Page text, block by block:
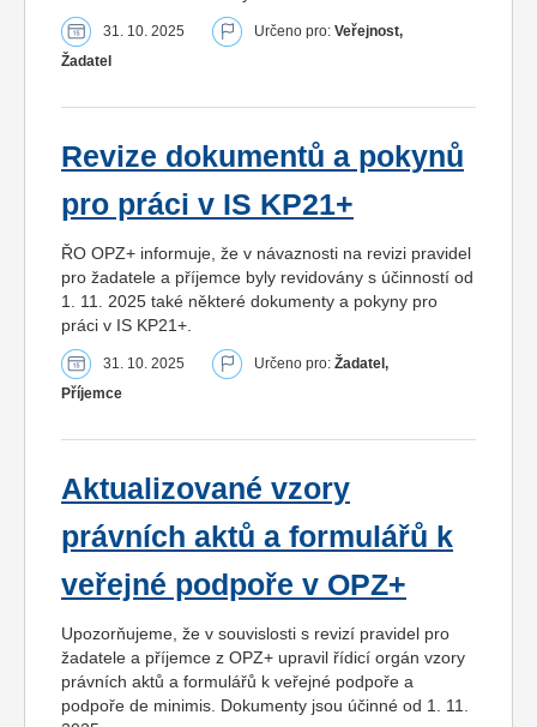
31. 10. 2025 Určeno pro: Veřejnost,
Žadatel
Revize dokumentů a pokynů
pro práci v IS KP21+
ŘO OPZ+ informuje, že v návaznosti na revizi pravidel
pro žadatele a příjemce byly revidovány s účinností od
1. 11. 2025 také některé dokumenty a pokyny pro
práci v IS KP21+.
31. 10. 2025 Určeno pro: Žadatel,
Příjemce
Aktualizované vzory
právních aktů a formulářů k
veřejné podpoře v OPZ+
Upozorňujeme, že v souvislosti s revizí pravidel pro
žadatele a příjemce z OPZ+ upravil řídicí orgán vzory
právních aktů a formulářů k veřejné podpoře a
podpoře de minimis. Dokumenty jsou účinné od 1. 11.